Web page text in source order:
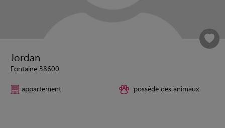
Jordan
Fontaine 38600
appartement possède des animaux